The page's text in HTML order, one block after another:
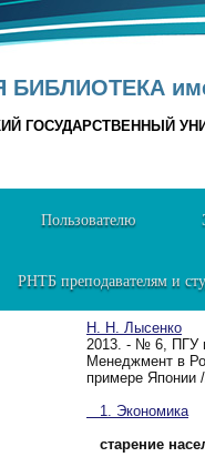
БИБЛИОТЕКА
ГОСУДАРСТВЕННЫЙ
Пользователю
РНТБ преподавателям и
Н. Н. Лысенко
2013. - № 6, ПГУ
Менеджмент в
примере
1. Экономика
старение